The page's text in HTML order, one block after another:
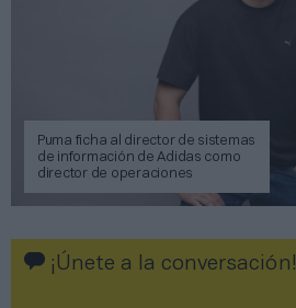
Puma ficha al director de sistemas
de información de Adidas como
director de operaciones
¡Únete a la conversación!